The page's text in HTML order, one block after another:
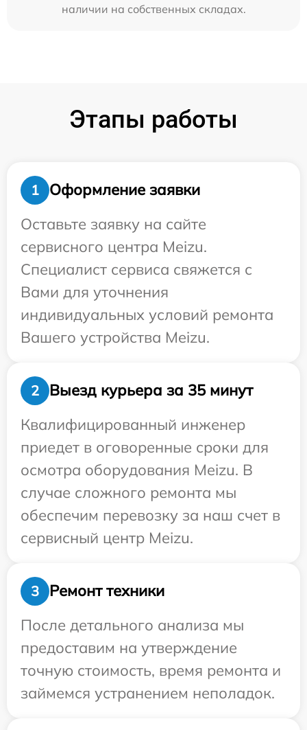
наличии на собственных складах.
Этапы работы
1
Оформление заявки
Оставьте заявку на сайте
сервисного центра Meizu.
Специалист сервиса свяжется с
Вами для уточнения
индивидуальных условий ремонта
Вашего устройства Meizu.
2
Выезд курьера за 35 минут
Квалифицированный инженер
приедет в оговоренные сроки для
осмотра оборудования Meizu. В
случае сложного ремонта мы
обеспечим перевозку за наш счет в
сервисный центр Meizu.
3
Ремонт техники
После детального анализа мы
предоставим на утверждение
точную стоимость, время ремонта и
займемся устранением неполадок.